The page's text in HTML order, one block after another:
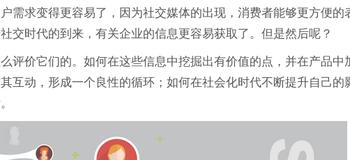
需求变得更容易了，因为社交媒体的出现，消费者能够更方便的
交时代的到来，有关企业的信息更容易获取了。但是然后呢？
评价它们的。如何在这些信息中挖掘出有价值的点，并在产品中
互动，形成一个良性的循环；如何在社会化时代不断提升自己的